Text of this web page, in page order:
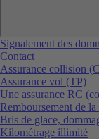
Signalement des
Contact
Assurance collision
Assurance vol (TP)
Une assurance RC
Remboursement de
Bris de glace,
Kilométrage illimité